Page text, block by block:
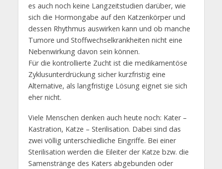
es auch noch keine Langzeitstudien darüber, wie
sich die Hormongabe auf den Katzenkörper und
dessen Rhythmus auswirken kann und ob manche
Tumore und Stoffwechselkrankheiten nicht eine
Nebenwirkung davon sein können.
Für die kontrollierte Zucht ist die medikamentöse
Zyklusunterdrückung sicher kurzfristig eine
Alternative, als langfristige Lösung eignet sie sich
eher nicht.
Viele Menschen denken auch heute noch: Kater –
Kastration, Katze – Sterilisation. Dabei sind das
zwei völlig unterschiedliche Eingriffe. Bei einer
Sterilisation werden die Eileiter der Katze bzw. die
Samenstränge des Katers abgebunden oder